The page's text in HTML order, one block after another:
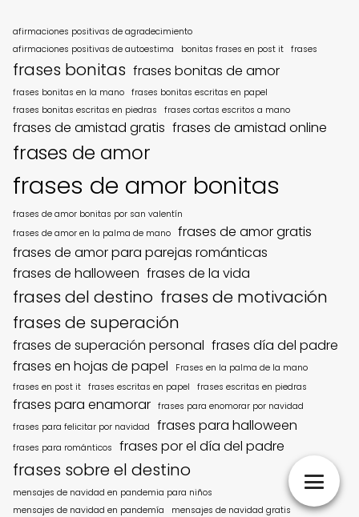
afirmaciones positivas de agradecimiento
afirmaciones positivas de autoestima
bonitas frases en post it frases
frases bonitas frases bonitas de amor
frases bonitas en la mano frases bonitas escritas en papel
frases bonitas escritas en piedras
frases cortas escritos a mano
frases de amistad gratis frases de amistad online
frases de amor
frases de amor bonitas
frases de amor bonitas por san valentín
frases de amor en la palma de mano frases de amor gratis
frases de amor para parejas románticas
frases de halloween frases de la vida
frases del destino frases de motivación
frases de superación
frases de superación personal frases día del padre
frases en hojas de papel
Frases en la palma de la mano
frases en post it frases escritas en papel frases escritas en piedras
frases para enamorar frases para enomorar por navidad
frases para felicitar por navidad
frases para halloween
frases para románticos frases por el día del padre
frases sobre el destino
mensajes de navidad en pandemia para niños
mensajes de navidad en pandemía
mensajes de navidad gratis